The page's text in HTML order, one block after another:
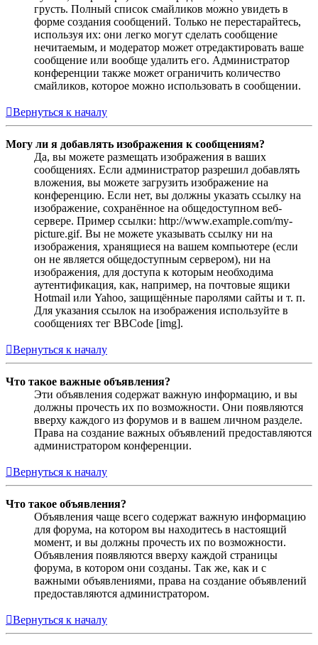
грусть. Полный список смайликов можно увидеть в
форме создания сообщений. Только не перестарайтесь,
используя их: они легко могут сделать сообщение
нечитаемым, и модератор может отредактировать ваше
сообщение или вообще удалить его. Администратор
конференции также может ограничить количество
смайликов, которое можно использовать в сообщении.
Вернуться к началу
Могу ли я добавлять изображения к сообщениям?
Да, вы можете размещать изображения в ваших
сообщениях. Если администратор разрешил добавлять
вложения, вы можете загрузить изображение на
конференцию. Если нет, вы должны указать ссылку на
изображение, сохранённое на общедоступном веб-
сервере. Пример ссылки: http://www.example.com/my-
picture.gif. Вы не можете указывать ссылку ни на
изображения, хранящиеся на вашем компьютере (если
он не является общедоступным сервером), ни на
изображения, для доступа к которым необходима
аутентификация, как, например, на почтовые ящики
Hotmail или Yahoo, защищённые паролями сайты и т. п.
Для указания ссылок на изображения используйте в
сообщениях тег BBCode [img].
Вернуться к началу
Что такое важные объявления?
Эти объявления содержат важную информацию, и вы
должны прочесть их по возможности. Они появляются
вверху каждого из форумов и в вашем личном разделе.
Права на создание важных объявлений предоставляются
администратором конференции.
Вернуться к началу
Что такое объявления?
Объявления чаще всего содержат важную информацию
для форума, на котором вы находитесь в настоящий
момент, и вы должны прочесть их по возможности.
Объявления появляются вверху каждой страницы
форума, в котором они созданы. Так же, как и с
важными объявлениями, права на создание объявлений
предоставляются администратором.
Вернуться к началу